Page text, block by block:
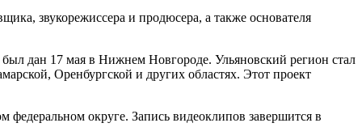
звукорежиссера и продюсера, а также основателя
дан 17 мая в Нижнем Новгороде. Ульяновский регион стал
Оренбургской и других областях. Этот проект
округе. Запись видеоклипов завершится в